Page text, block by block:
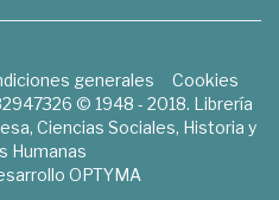
generales
Cookies
© 1948 - 2018. Librería
Ciencias Sociales, Historia y
Humanas
OPTYMA